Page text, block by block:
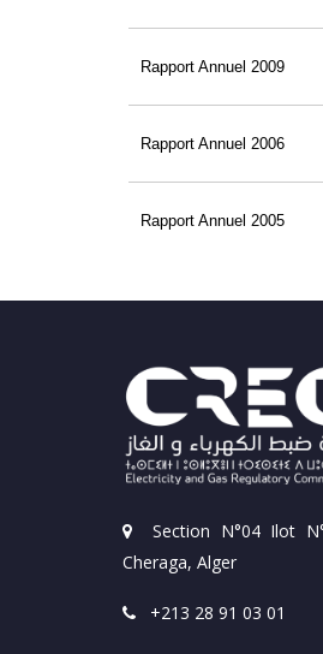
Rapport Annuel 2009
Rapport Annuel 2006
Rapport Annuel 2005
Section N°04 Ilot
Cheraga, Alger
+213 28 91 03 01